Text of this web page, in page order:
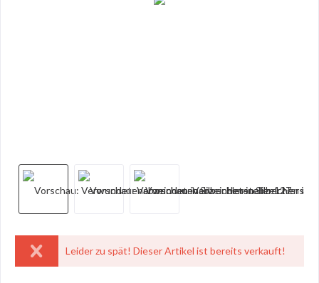
Leider zu spät! Dieser Artikel ist bereits verkauft!